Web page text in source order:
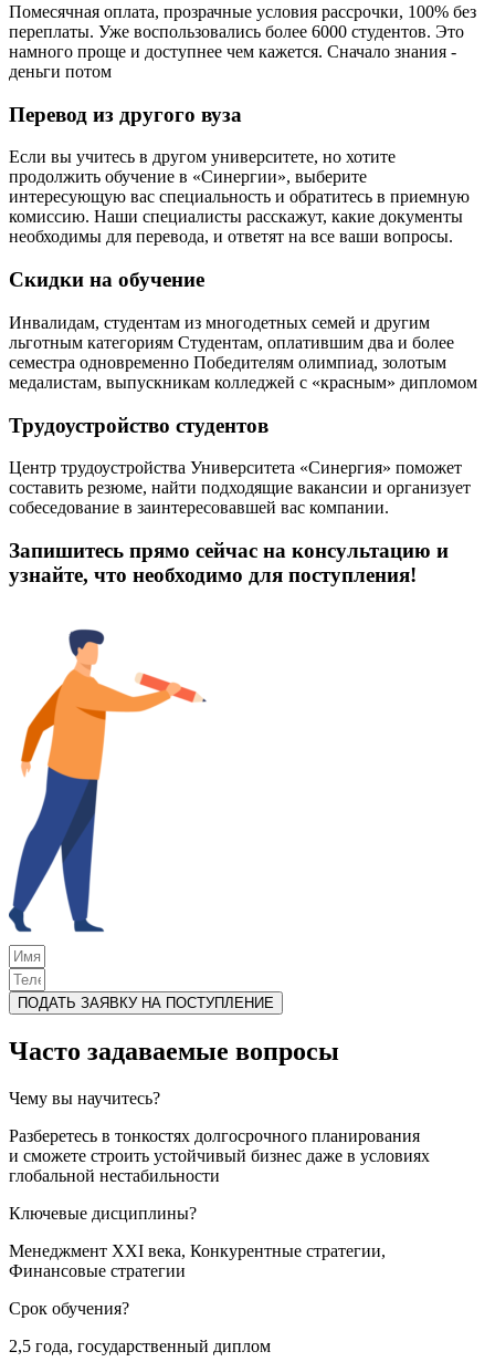
Помесячная оплата, прозрачные условия рассрочки, 100% без
переплаты. Уже воспользовались более 6000 студентов. Это
намного проще и доступнее чем кажется. Сначало знания -
деньги потом
Перевод из другого вуза
Если вы учитесь в другом университете, но хотите
продолжить обучение в «Синергии», выберите
интересующую вас специальность и обратитесь в приемную
комиссию. Наши специалисты расскажут, какие документы
необходимы для перевода, и ответят на все ваши вопросы.
Скидки на обучение
Инвалидам, студентам из многодетных семей и другим
льготным категориям Студентам, оплатившим два и более
семестра одновременно Победителям олимпиад, золотым
медалистам, выпускникам колледжей с «красным» дипломом
Трудоустройство студентов
Центр трудоустройства Университета «Синергия» поможет
составить резюме, найти подходящие вакансии и организует
собеседование в заинтересовавшей вас компании.
Запишитесь прямо сейчас на консультацию и
узнайте, что необходимо для поступления!
ПОДАТЬ ЗАЯВКУ НА ПОСТУПЛЕНИЕ
Часто задаваемые вопросы
Чему вы научитесь?
Разберетесь в тонкостях долгосрочного планирования
и сможете строить устойчивый бизнес даже в условиях
глобальной нестабильности
Ключевые дисциплины?
Менеджмент XXI века, Конкурентные стратегии,
Финансовые стратегии
Срок обучения?
2,5 года, государственный диплом